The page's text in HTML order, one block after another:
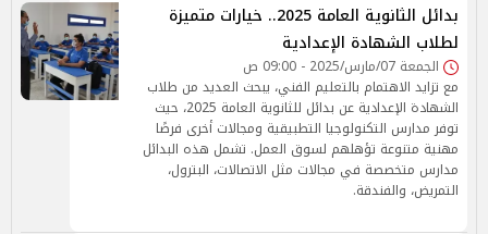
بدائل الثانوية العامة 2025.. خيارات متميزة
لطلاب الشهادة الإعدادية
الجمعة 07/مارس/2025 - 09:00 ص
مع تزايد الاهتمام بالتعليم الفني، يبحث العديد من طلاب
الشهادة الإعدادية عن بدائل للثانوية العامة 2025، حيث
توفر مدارس التكنولوجيا التطبيقية ومجالات أخرى فرصًا
مهنية متنوعة تؤهلهم لسوق العمل. تشمل هذه البدائل
مدارس متخصصة في مجالات مثل الاتصالات، البترول،
التمريض، والفندقة.